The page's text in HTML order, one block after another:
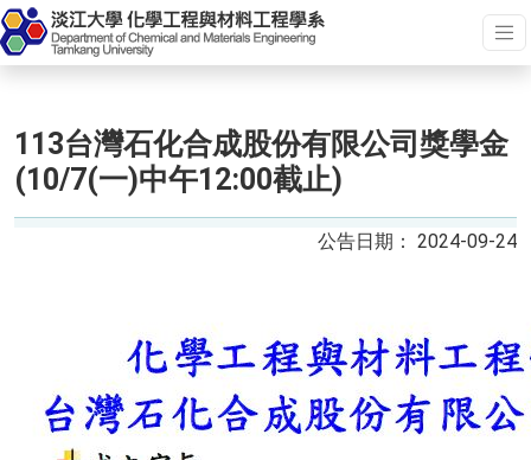
113台灣石化合成股份有限公司獎學金
(10/7(一)中午12:00截止)
2024-09-24